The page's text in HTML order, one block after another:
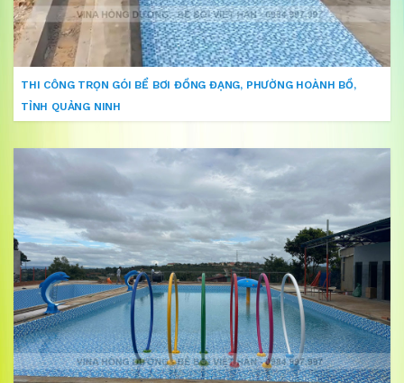
THI CÔNG TRỌN GÓI BỂ BƠI ĐỒNG ĐẠNG, PHƯỜNG HOÀNH BỒ,
TỈNH QUẢNG NINH